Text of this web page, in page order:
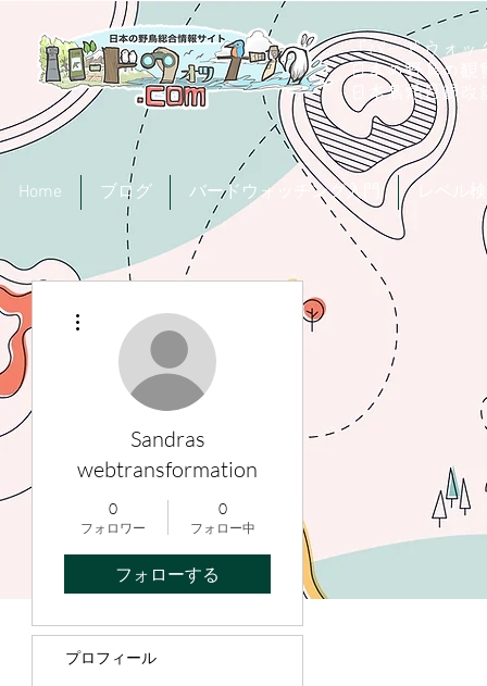
「バードウォッ
日本の野鳥の観
日本鳥類目録
Home ブログ バードウォッチング入門
Sandras
webtransformation
0
フォロワー
0
フォロー中
フォローする
プロフィール